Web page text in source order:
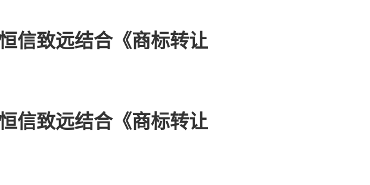
信致远结合《商标转让
信致远结合《商标转让